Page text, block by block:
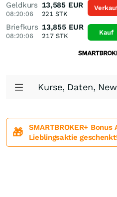
Geldkurs
08:20:06
13,585 EUR
221 STK
Briefkurs
08:20:06
13,855 EUR
217STK Kauf
Kurse, Daten,
🎁
SMARTBROKER+
Lieblingsaktie